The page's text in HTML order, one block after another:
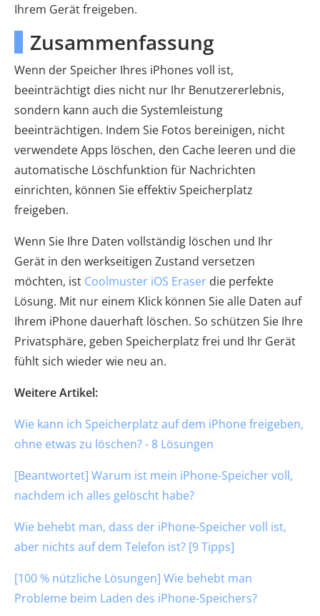
Ihrem Gerät freigeben.
Zusammenfassung
Wenn der Speicher Ihres iPhones voll ist,
beeinträchtigt dies nicht nur Ihr Benutzererlebnis,
sondern kann auch die Systemleistung
beeinträchtigen. Indem Sie Fotos bereinigen, nicht
verwendete Apps löschen, den Cache leeren und die
automatische Löschfunktion für Nachrichten
einrichten, können Sie effektiv Speicherplatz
freigeben.
Wenn Sie Ihre Daten vollständig löschen und Ihr
Gerät in den werkseitigen Zustand versetzen
möchten, ist Coolmuster iOS Eraser die perfekte
Lösung. Mit nur einem Klick können Sie alle Daten auf
Ihrem iPhone dauerhaft löschen. So schützen Sie Ihre
Privatsphäre, geben Speicherplatz frei und Ihr Gerät
fühlt sich wieder wie neu an.
Weitere Artikel:
Wie kann ich Speicherplatz auf dem iPhone freigeben,
ohne etwas zu löschen? - 8 Lösungen
[Beantwortet] Warum ist mein iPhone-Speicher voll,
nachdem ich alles gelöscht habe?
Wie behebt man, dass der iPhone-Speicher voll ist,
aber nichts auf dem Telefon ist? [9 Tipps]
[100 % nützliche Lösungen] Wie behebt man
Probleme beim Laden des iPhone-Speichers?